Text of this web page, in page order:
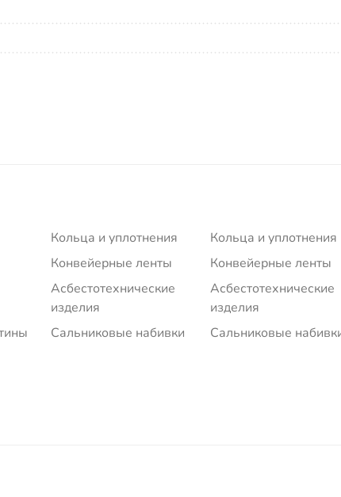
Кольца и уплотнения
Конвейерные ленты
Асбестотехнические
изделия
Сальниковые набивки
Кольца и уплотнения
Конвейерные ленты
Асбестотехнические
изделия
Сальниковые